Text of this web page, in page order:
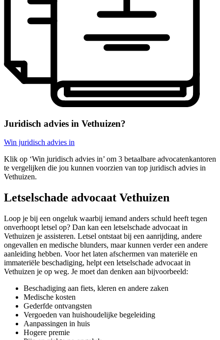
Juridisch advies in Vethuizen?
Win juridisch advies in
Klik op ‘Win juridisch advies in’ om 3 betaalbare advocatenkantoren
te vergelijken die jou kunnen voorzien van top juridisch advies in
Vethuizen.
Letselschade advocaat Vethuizen
Loop je bij een ongeluk waarbij iemand anders schuld heeft tegen
onverhoopt letsel op? Dan kan een letselschade advocaat in
Vethuizen je assisteren. Letsel ontstaat bij een aanrijding, andere
ongevallen en medische blunders, maar kunnen verder een andere
aanleiding hebben. Voor het laten afschermen van materiële en
immateriële beschadiging, helpt een letselschade advocaat in
Vethuizen je op weg. Je moet dan denken aan bijvoorbeeld:
Beschadiging aan fiets, kleren en andere zaken
Medische kosten
Gederfde ontvangsten
Vergoeden van huishoudelijke begeleiding
Aanpassingen in huis
Hogere premie